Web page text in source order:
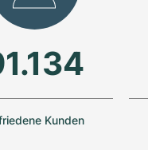
Kunden